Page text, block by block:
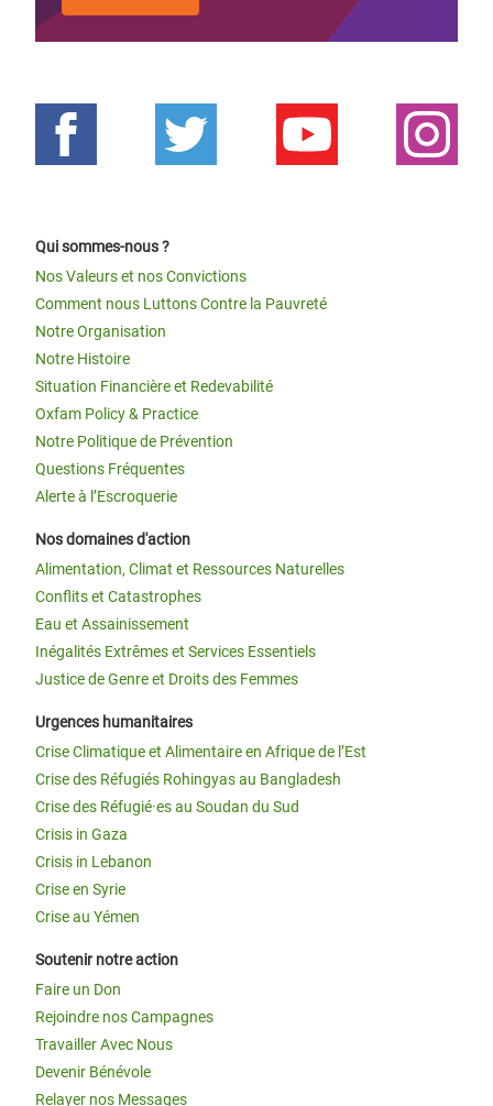
Qui sommes-nous ?
Nos Valeurs et nos Convictions
Comment nous Luttons Contre la Pauvreté
Notre Organisation
Notre Histoire
Situation Financière et Redevabilité
Oxfam Policy & Practice
Notre Politique de Prévention
Questions Fréquentes
Alerte à l’Escroquerie
Nos domaines d'action
Alimentation, Climat et Ressources Naturelles
Conflits et Catastrophes
Eau et Assainissement
Inégalités Extrêmes et Services Essentiels
Justice de Genre et Droits des Femmes
Urgences humanitaires
Crise Climatique et Alimentaire en Afrique de l’Est
Crise des Réfugiés Rohingyas au Bangladesh
Crise des Réfugié·es au Soudan du Sud
Crisis in Gaza
Crisis in Lebanon
Crise en Syrie
Crise au Yémen
Soutenir notre action
Faire un Don
Rejoindre nos Campagnes
Travailler Avec Nous
Devenir Bénévole
Relayer nos Messages